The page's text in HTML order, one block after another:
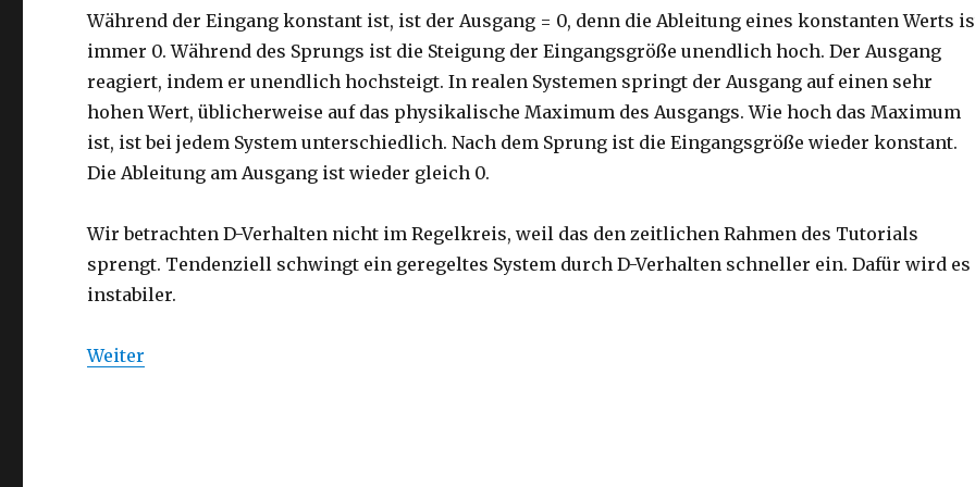
Während der Eingang konstant ist, ist der Ausgang = 0, denn die Ableitung eines konstanten Werts
immer 0. Während des Sprungs ist die Steigung der Eingangsgröße unendlich hoch. Der Ausgang
reagiert, indem er unendlich hochsteigt. In realen Systemen springt der Ausgang auf einen sehr
hohen Wert, üblicherweise auf das physikalische Maximum des Ausgangs. Wie hoch das Maximum
ist, ist bei jedem System unterschiedlich. Nach dem Sprung ist die Eingangsgröße wieder konstant.
Die Ableitung am Ausgang ist wieder gleich 0.
Wir betrachten D-Verhalten nicht im Regelkreis, weil das den zeitlichen Rahmen des Tutorials
sprengt. Tendenziell schwingt ein geregeltes System durch D-Verhalten schneller ein. Dafür wird es
instabiler.
Weiter